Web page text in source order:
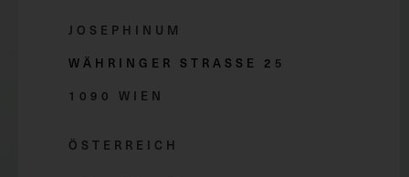
JOSEPHINUM
WÄHRINGER STRASSE 2 5
1090 WIEN
ÖSTERREICH